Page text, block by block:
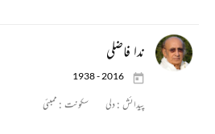
ندا فاضلی
1938 - 2016
پیدائش :دلی سکونت : ممبئی